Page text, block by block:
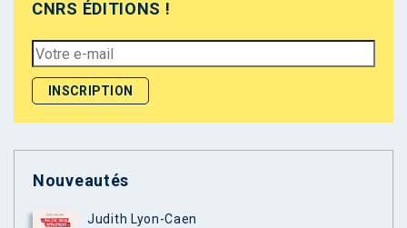
CNRS ÉDITIONS !
Nouveautés
Judith Lyon-Caen